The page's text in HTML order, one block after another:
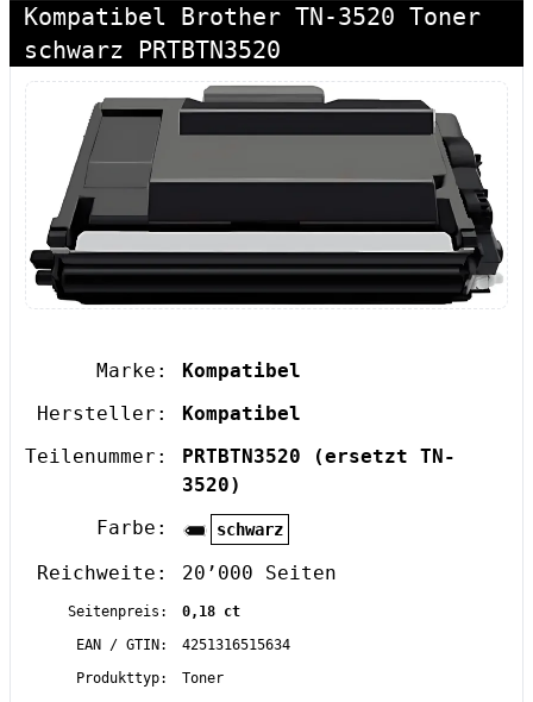
Kompatibel Brother TN-3520 Toner
schwarz PRTBTN3520
Marke:
Kompatibel
Hersteller:
Kompatibel
Teilenummer:
PRTBTN3520
(ersetzt TN-
3520)
Farbe:
schwarz
Reichweite: 20’000 Seiten
Seitenpreis:
0,18 ct
EAN / GTIN:
4251316515634
Produkttyp:
Toner